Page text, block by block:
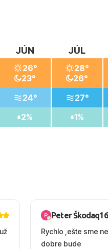
JÚN
26°
23°
24°
2%
JÚL
28°
26°
27°
1%
Peter
Rychlo ,ešte sme
dobre bude